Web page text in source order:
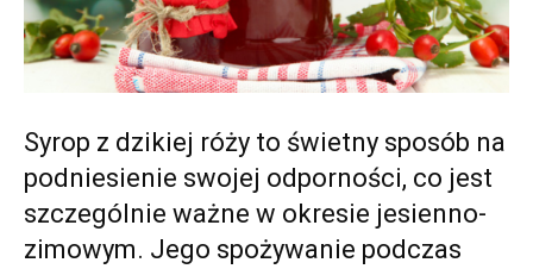
Syrop z dzikiej róży to świetny sposób na
podniesienie swojej odporności, co jest
szczególnie ważne w okresie jesienno-
zimowym. Jego spożywanie podczas